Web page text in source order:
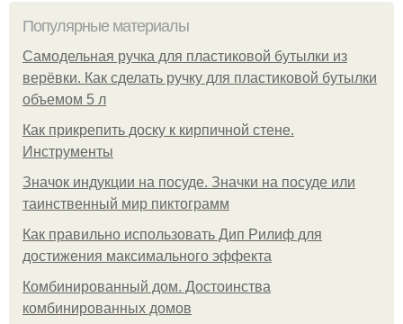
Популярные материалы
Самодельная ручка для пластиковой бутылки из
верёвки. Как сделать ручку для пластиковой бутылки
объемом 5 л
Как прикрепить доску к кирпичной стене.
Инструменты
Значок индукции на посуде. Значки на посуде или
таинственный мир пиктограмм
Как правильно использовать Дип Рилиф для
достижения максимального эффекта
Комбинированный дом. Достоинства
комбинированных домов